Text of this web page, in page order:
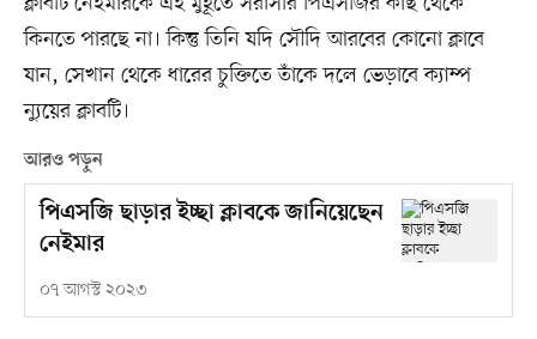
কিনতে পারছে না। কিন্তু তিনি যদি সৌদি আরবের কোনো ক্লাবে
যান, সেখান থেকে ধারের চুক্তিতে তাঁকে দলে ভেড়াবে ক্যাম্প
ন্যুয়ের ক্লাবটি।
আরও পড়ুন
পিএসজি ছাড়ার ইচ্ছা ক্লাবকে জানিয়েছেন
নেইমার
০৭ আগস্ট ২০২৩